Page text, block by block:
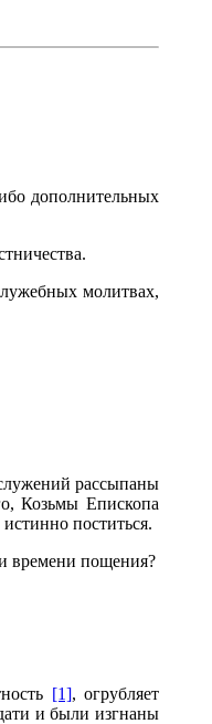
дополнительных
молитвах,
рассыпаны
Козьмы Епископа
поститься.
времени пощения?
[1], огрубляет
и были изгнаны